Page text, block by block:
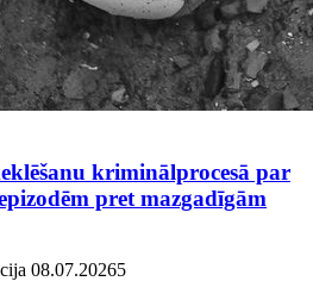
kriminālprocesā par
pret mazgadīgām
08.07.20265